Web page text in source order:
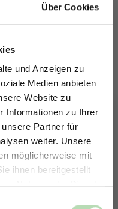
Über Cookies
und Anzeigen zu
Medien anbieten
Website zu
Informationen zu Ihrer
Partner für
weiter. Unsere
möglicherweise mit
ihnen bereitgestellt
Nutzung der Dienste
AUF